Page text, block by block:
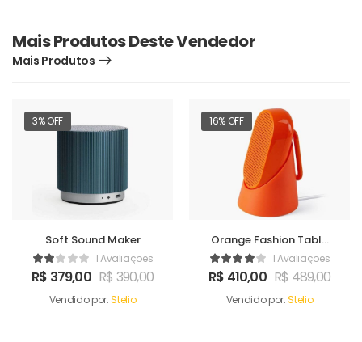
Mais Produtos Deste Vendedor
Mais Produtos
3% OFF
Soft Sound Maker
1 Avaliações
R$ 379,00 R$390,00
Vendido por:Stelio
16% OFF
Orange Fashion Table
Sound Maker
1 Avaliações
R$ 410,00 R$489,00
Vendido por:Stelio